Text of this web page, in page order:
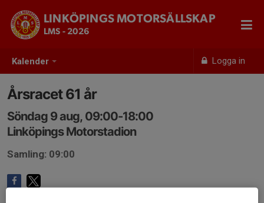
Kalender Logga in
LINKÖPINGS MOTORSÄLLSKAP
LMS - 2026
Årsracet 61 år
Söndag 9 aug, 09:00-18:00
Linköpings Motorstadion
Samling: 09:00